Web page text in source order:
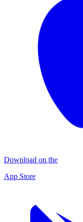
Download on the
App Store